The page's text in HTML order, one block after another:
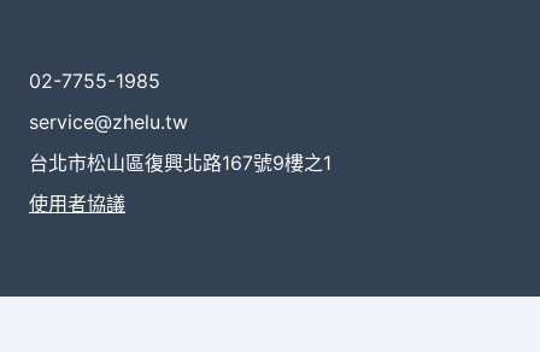
02-7755-1985
service@zhelu.tw
台北市松山區復興北路167號9樓之1
使用者協議